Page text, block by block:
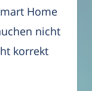
Home
nicht
korrekt